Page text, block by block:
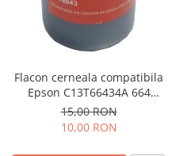
Flacon cerneala compatibila
Epson C13T66434A 664
magenta
15,00 RON
10,00 RON